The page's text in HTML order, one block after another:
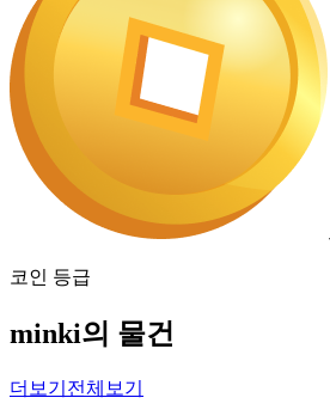
코인 등급
minki의 물건
더보기 전체보기